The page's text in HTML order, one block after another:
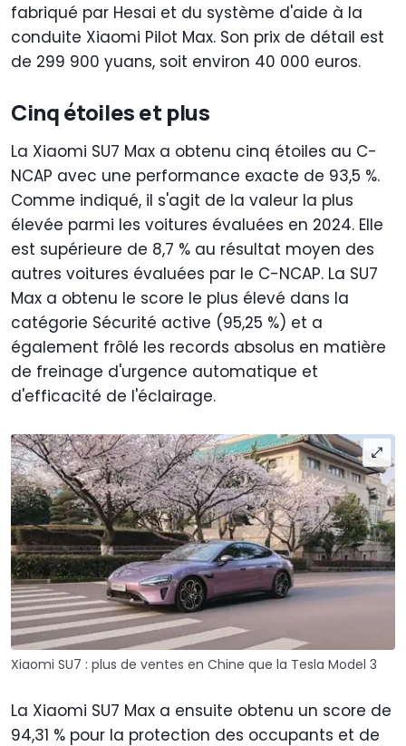
fabriqué par Hesai et du système d'aide à la
conduite Xiaomi Pilot Max. Son prix de détail est
de 299 900 yuans, soit environ 40 000 euros.
Cinq étoiles et plus
La Xiaomi SU7 Max a obtenu cinq étoiles au C-
NCAP avec une performance exacte de 93,5 %.
Comme indiqué, il s'agit de la valeur la plus
élevée parmi les voitures évaluées en 2024. Elle
est supérieure de 8,7 % au résultat moyen des
autres voitures évaluées par le C-NCAP. La SU7
Max a obtenu le score le plus élevé dans la
catégorie Sécurité active (95,25 %) et a
également frôlé les records absolus en matière
de freinage d'urgence automatique et
d'efficacité de l'éclairage.
Xiaomi SU7 : plus de ventes en Chine que la Tesla Model 3
La Xiaomi SU7 Max a ensuite obtenu un score de
94,31 % pour la protection des occupants et de